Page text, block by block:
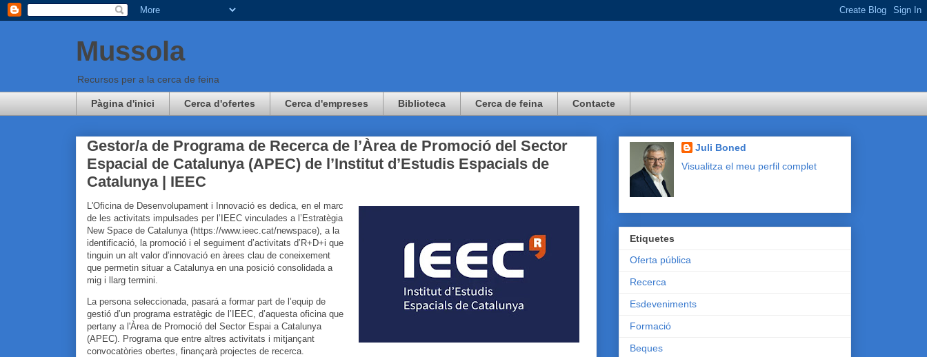
Mussola
Recursos per a la cerca de feina
Pàgina d'inici Cerca d'ofertes Cerca d'empreses Biblioteca Cerca de feina Contacte
Gestor/a de Programa de Recerca de l’Àrea de Promoció del Sector
Espacial de Catalunya (APEC) de l’Institut d’Estudis Espacials de
Catalunya | IEEC
L'Oficina de Desenvolupament i Innovació es dedica, en el marc
de les activitats impulsades per l’IEEC vinculades a l’Estratègia
New Space de Catalunya (https://www.ieec.cat/newspace), a la
identificació, la promoció i el seguiment d’activitats d’R+D+i que
tinguin un alt valor d’innovació en àrees clau de coneixement
que permetin situar a Catalunya en una posició consolidada a
mig i llarg termini.
La persona seleccionada, pasará a formar part de l’equip de
gestió d’un programa estratègic de l’IEEC, d’aquesta oficina que
pertany a l'Àrea de Promoció del Sector Espai a Catalunya
(APEC). Programa que entre altres activitats i mitjançant
convocatòries obertes, finançarà projectes de recerca.
Juli Boned
Visualitza el meu perfil complet
Etiquetes
Oferta pública
Recerca
Esdeveniments
Formació
Beques